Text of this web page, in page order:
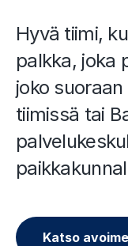
Hyvä tiimi,
palkka, joka
joko
tiimissä tai
Katso